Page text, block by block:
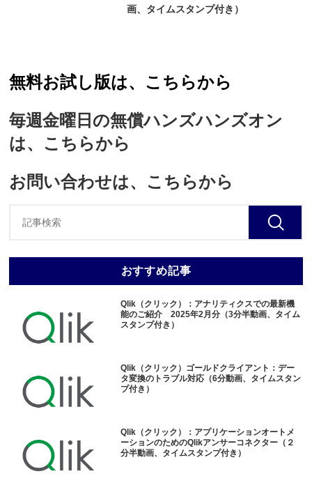
画、タイムスタンプ付き）
無料お試し版は、こちらから
毎週金曜日の無償ハンズハンズオン
は、こちらから
お問い合わせは、こちらから
おすすめ記事
Qlik（クリック）：アナリティクスでの最新機
能のご紹介 2025年2月分（3分半動画、タイム
スタンプ付き）
Qlik（クリック）ゴールドクライアント：デー
タ変換のトラブル対応（6分動画、タイムスタン
プ付き）
Qlik（クリック）：アプリケーションオートメ
ーションのためのQlikアンサーコネクター（２
分半動画、タイムスタンプ付き）